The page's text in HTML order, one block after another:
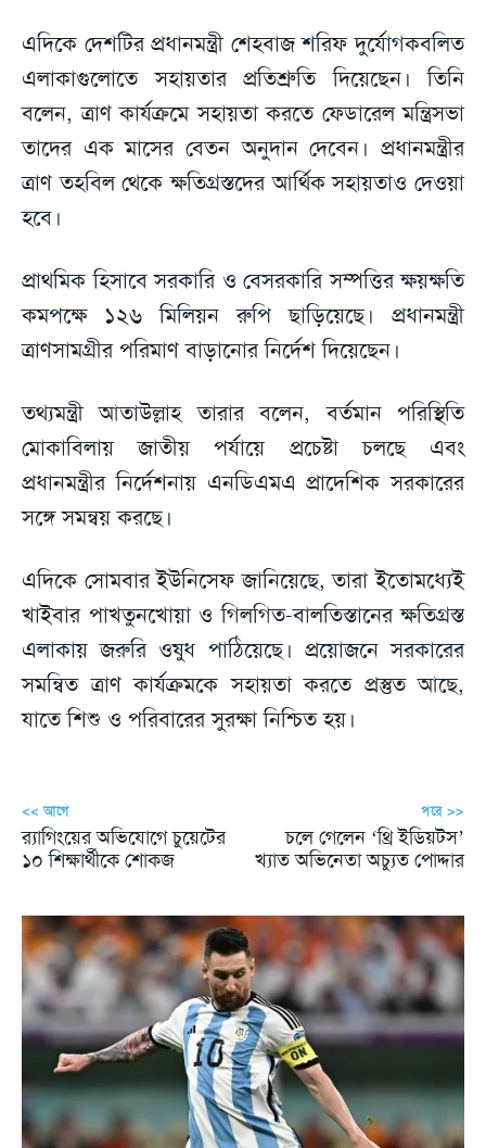
এদিকে দেশটির প্রধানমন্ত্রী শেহবাজ শরিফ দুর্যোগকবলিত
এলাকাগুলোতে সহায়তার প্রতিশ্রুতি দিয়েছেন। তিনি
বলেন, ত্রাণ কার্যক্রমে সহায়তা করতে ফেডারেল মন্ত্রিসভা
তাদের এক মাসের বেতন অনুদান দেবেন। প্রধানমন্ত্রীর
ত্রাণ তহবিল থেকে ক্ষতিগ্রস্তদের আর্থিক সহায়তাও দেওয়া
হবে।
প্রাথমিক হিসাবে সরকারি ও বেসরকারি সম্পত্তির ক্ষয়ক্ষতি
কমপক্ষে ১২৬ মিলিয়ন রুপি ছাড়িয়েছে। প্রধানমন্ত্রী
ত্রাণসামগ্রীর পরিমাণ বাড়ানোর নির্দেশ দিয়েছেন।
তথ্যমন্ত্রী আতাউল্লাহ তারার বলেন, বর্তমান পরিস্থিতি
মোকাবিলায় জাতীয় পর্যায়ে প্রচেষ্টা চলছে এবং
প্রধানমন্ত্রীর নির্দেশনায় এনডিএমএ প্রাদেশিক সরকারের
সঙ্গে সমন্বয় করছে।
এদিকে সোমবার ইউনিসেফ জানিয়েছে, তারা ইতোমধ্যেই
খাইবার পাখতুনখোয়া ও গিলগিত-বালতিস্তানের ক্ষতিগ্রস্ত
এলাকায় জরুরি ওষুধ পাঠিয়েছে। প্রয়োজনে সরকারের
সমন্বিত ত্রাণ কার্যক্রমকে সহায়তা করতে প্রস্তুত আছে,
যাতে শিশু ও পরিবারের সুরক্ষা নিশ্চিত হয়।
<< আগে
র‍্যাগিংয়ের অভিযোগে চুয়েটের
১০ শিক্ষার্থীকে শোকজ
পরে >>
চলে গেলেন ‘থ্রি ইডিয়টস’
খ্যাত অভিনেতা অচ্যুত পোদ্দার